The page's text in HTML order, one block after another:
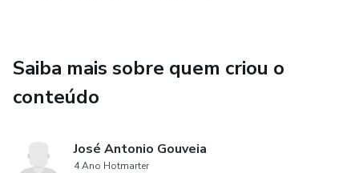
Saiba mais sobre quem criou o
conteúdo
José Antonio Gouveia
4 Ano Hotmarter